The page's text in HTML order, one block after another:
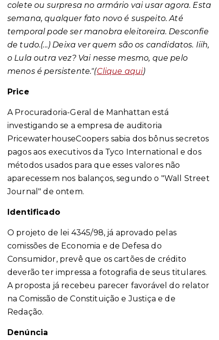
colete ou surpresa no armário vai usar agora. Esta
semana, qualquer fato novo é suspeito. Até
temporal pode ser manobra eleitoreira. Desconfie
de tudo.(...) Deixa ver quem são os candidatos. Iiih,
o Lula outra vez? Vai nesse mesmo, que pelo
menos é persistente."(Clique aqui)
Price
A Procuradoria-Geral de Manhattan está
investigando se a empresa de auditoria
PricewaterhouseCoopers sabia dos bônus secretos
pagos aos executivos da Tyco International e dos
métodos usados para que esses valores não
aparecessem nos balanços, segundo o "Wall Street
Journal" de ontem.
Identificado
O projeto de lei 4345/98, já aprovado pelas
comissões de Economia e de Defesa do
Consumidor, prevê que os cartões de crédito
deverão ter impressa a fotografia de seus titulares.
A proposta já recebeu parecer favorável do relator
na Comissão de Constituição e Justiça e de
Redação.
Denúncia